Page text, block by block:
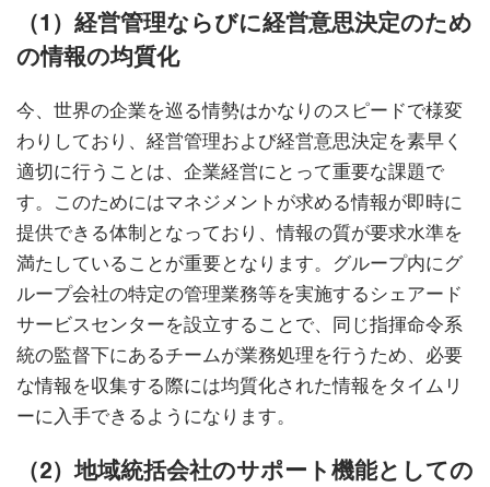
（1）経営管理ならびに経営意思決定のため
の情報の均質化
今、世界の企業を巡る情勢はかなりのスピードで様変
わりしており、経営管理および経営意思決定を素早く
適切に行うことは、企業経営にとって重要な課題で
す。このためにはマネジメントが求める情報が即時に
提供できる体制となっており、情報の質が要求水準を
満たしていることが重要となります。グループ内にグ
ループ会社の特定の管理業務等を実施するシェアード
サービスセンターを設立することで、同じ指揮命令系
統の監督下にあるチームが業務処理を行うため、必要
な情報を収集する際には均質化された情報をタイムリ
ーに入手できるようになります。
（2）地域統括会社のサポート機能としての